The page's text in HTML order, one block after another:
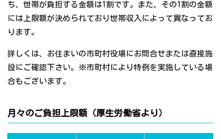
ち、世帯が負担する金額は1割です。また、その1割の金額
には上限額が決められており世帯収入によって異なってお
ります。
詳しくは、お住まいの市町村役場にお問合せまたは直接施
設にご確認下さい。※市町村により特例を実施している場
合もございます。
月々のご負担上限額（厚生労働省より）